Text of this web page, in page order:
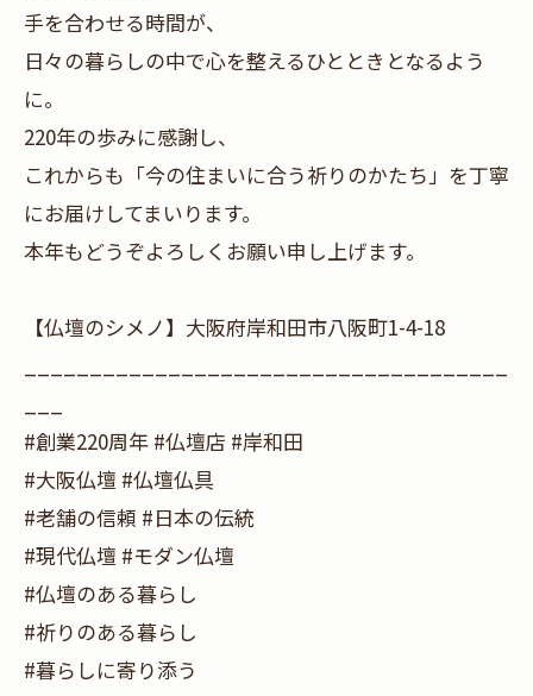
手を合わせる時間が、
日々の暮らしの中で心を整えるひとときとなるよう
に。
220年の歩みに感謝し、
これからも「今の住まいに合う祈りのかたち」を丁寧
にお届けしてまいります。
本年もどうぞよろしくお願い申し上げます。
【仏壇のシメノ】大阪府岸和田市八阪町1-4-18
#創業220周年 #仏壇店 #岸和田
#大阪仏壇 #仏壇仏具
#老舗の信頼 #日本の伝統
#現代仏壇 #モダン仏壇
#仏壇のある暮らし
#祈りのある暮らし
#暮らしに寄り添う